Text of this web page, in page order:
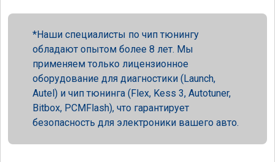
Наши специалисты по чип тюнингу
обладают опытом более 8 лет. Мы
применяем только лицензионное
оборудование для диагностики (Launch,
Autel) и чип тюнинга (Flex, Kess 3, Autotuner,
Bitbox, PCMFlash), что гарантирует
безопасность для электроники вашего авто.